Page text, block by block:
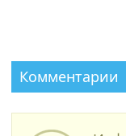
Комментарии